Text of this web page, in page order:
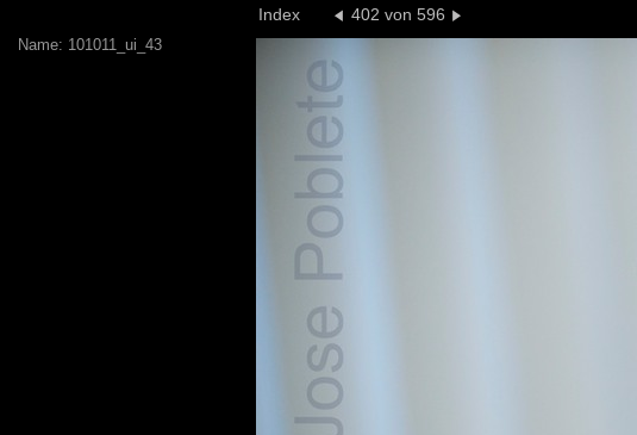
Index 402 von 596
Name: 101011_ui_43